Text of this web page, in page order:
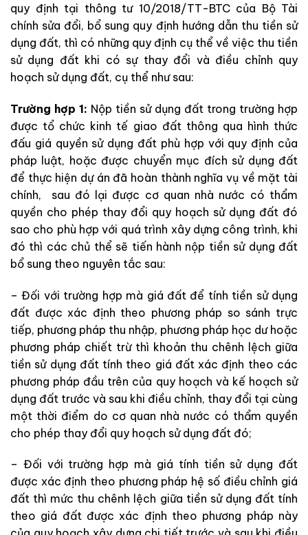
quy định tại thông tư 10/2018/TT-BTC của Bộ Tài
chính sửa đổi, bổ sung quy định hướng dẫn thu tiền sử
dụng đất, thì có những quy định cụ thể về việc thu tiền
sử dụng đất khi có sự thay đổi và điều chỉnh quy
hoạch sử dụng đất, cụ thể như sau:
Trường hợp 1: Nộp tiền sử dụng đất trong trường hợp
được tổ chức kinh tế giao đất thông qua hình thức
đấu giá quyền sử dụng đất phù hợp với quy định của
pháp luật, hoặc được chuyển mục đích sử dụng đất
để thực hiện dự án đã hoàn thành nghĩa vụ về mặt tài
chính, sau đó lại được cơ quan nhà nước có thẩm
quyền cho phép thay đổi quy hoạch sử dụng đất đó
sao cho phù hợp với quá trình xây dựng công trình, khi
đó thì các chủ thể sẽ tiến hành nộp tiền sử dụng đất
bổ sung theo nguyên tắc sau:
– Đối với trường hợp mà giá đất để tính tiền sử dụng
đất được xác định theo phương pháp so sánh trực
tiếp, phương pháp thu nhập, phương pháp học dư hoặc
phương pháp chiết trừ thì khoản thu chênh lệch giữa
tiền sử dụng đất tính theo giá đất xác định theo các
phương pháp đầu trên của quy hoạch và kế hoạch sử
dụng đất trước và sau khi điều chỉnh, thay đổi tại cùng
một thời điểm do cơ quan nhà nước có thẩm quyền
cho phép thay đổi quy hoạch sử dụng đất đó;
– Đối với trường hợp mà giá tính tiền sử dụng đất
được xác định theo phương pháp hệ số điều chỉnh giá
đất thì mức thu chênh lệch giữa tiền sử dụng đất tính
theo giá đất được xác định theo phương pháp này